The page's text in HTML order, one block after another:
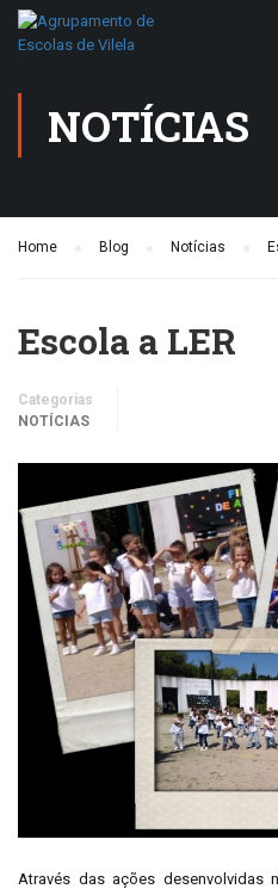
NOTÍCIAS
Home Blog Notícias
Escola a LER
Categorias
NOTÍCIAS
Através das ações desenvolvidas